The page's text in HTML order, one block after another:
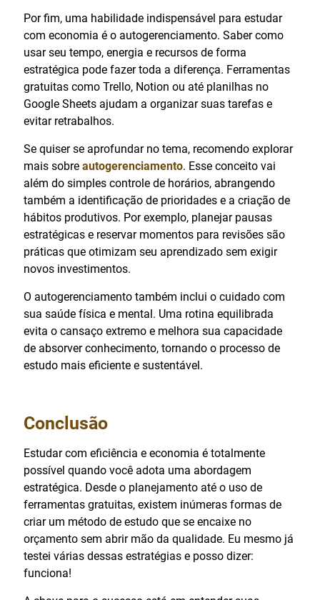
Por fim, uma habilidade indispensável para estudar
com economia é o autogerenciamento. Saber como
usar seu tempo, energia e recursos de forma
estratégica pode fazer toda a diferença. Ferramentas
gratuitas como Trello, Notion ou até planilhas no
Google Sheets ajudam a organizar suas tarefas e
evitar retrabalhos.
Se quiser se aprofundar no tema, recomendo explorar
mais sobre autogerenciamento. Esse conceito vai
além do simples controle de horários, abrangendo
também a identificação de prioridades e a criação de
hábitos produtivos. Por exemplo, planejar pausas
estratégicas e reservar momentos para revisões são
práticas que otimizam seu aprendizado sem exigir
novos investimentos.
O autogerenciamento também inclui o cuidado com
sua saúde física e mental. Uma rotina equilibrada
evita o cansaço extremo e melhora sua capacidade
de absorver conhecimento, tornando o processo de
estudo mais eficiente e sustentável.
Conclusão
Estudar com eficiência e economia é totalmente
possível quando você adota uma abordagem
estratégica. Desde o planejamento até o uso de
ferramentas gratuitas, existem inúmeras formas de
criar um método de estudo que se encaixe no
orçamento sem abrir mão da qualidade. Eu mesmo já
testei várias dessas estratégias e posso dizer:
funciona!